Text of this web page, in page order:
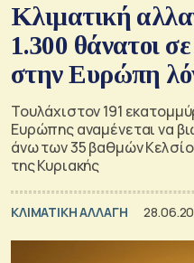
Κλιματική
1.300 θάνατοι
στην Ευρώπη
Τουλάχιστον 191
Ευρώπης αναμένεται να
άνω των 35 βαθμών
της Κυριακής
ΚΛΙΜΑΤΙΚΗ ΑΛΛΑΓΗ